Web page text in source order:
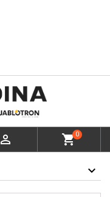
 shopping_cart0